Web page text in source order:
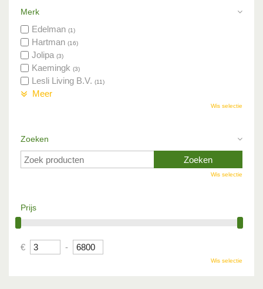
Merk
Edelman (1)
Hartman (16)
Jolipa (3)
Kaemingk (3)
Lesli Living B.V. (11)
Meer
Wis selectie
Zoeken
Wis selectie
Prijs
€ -
Wis selectie